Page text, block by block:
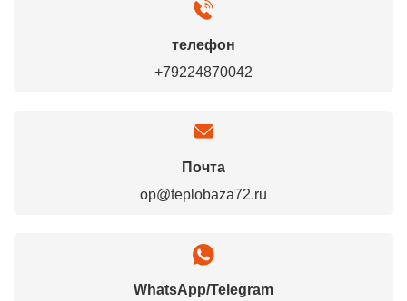
телефон
+79224870042
Почта
op@teplobaza72.ru
WhatsApp/Telegram